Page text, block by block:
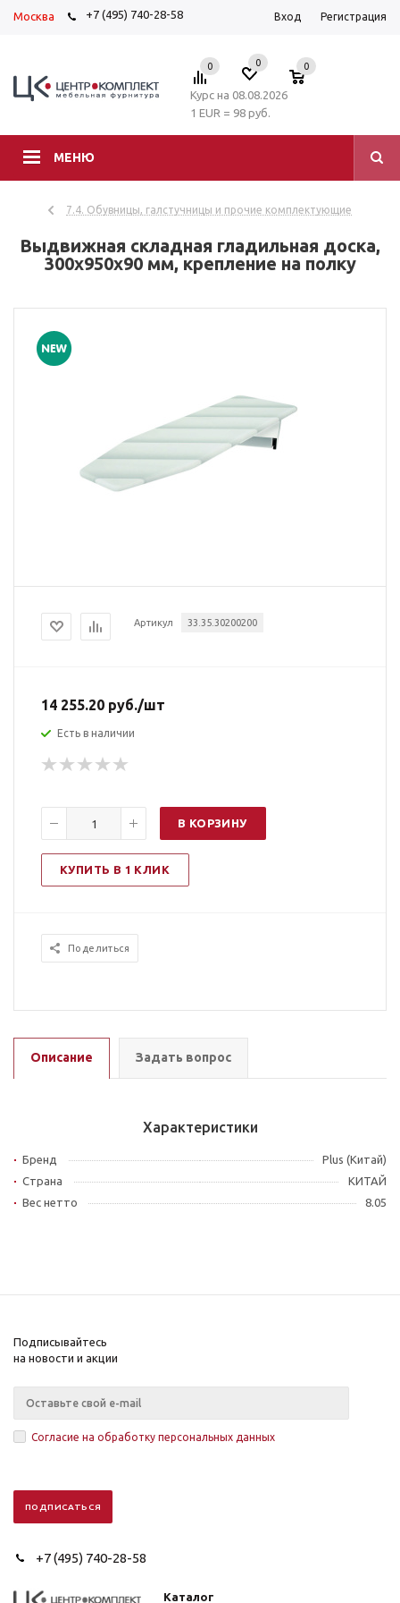
Москва +7 (495) 740-28-58 Вход Регистрация
МЕНЮ
0 0 0
Курс на 08.08.2026
1 EUR = 98 руб.
7.4. Обувницы, галстучницы и прочие комплектующие
Выдвижная складная гладильная доска,
300х950х90 мм, крепление на полку
Артикул 33.35.30200200
14 255.20 руб./шт
Есть в наличии
В КОРЗИНУ
КУПИТЬ В 1 КЛИК
Поделиться
Описание Задать вопрос
Характеристики
Бренд
Plus (Китай)
Страна
КИТАЙ
Вес нетто
8.05
Подписывайтесь
на новости и акции
Согласие на обработку персональных данных
+7 (495) 740-28-58
Каталог